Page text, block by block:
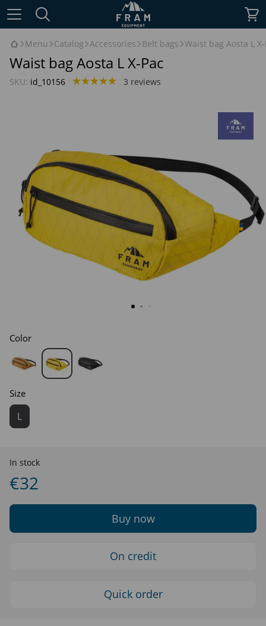
Menu Catalog Accessories Belt bags Waist bag Aosta L X-
Waist bag Aosta L X-Pac
SKU: id_10156 3 reviews
Color
Size
L
In stock
€32
Buy now
On credit
Quick order